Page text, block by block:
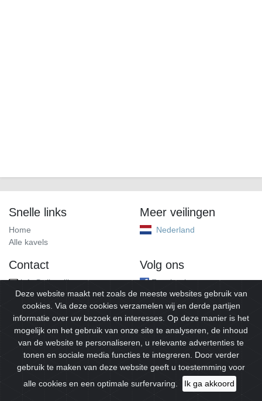
Snelle links
Home
Alle kavels
Meer veilingen
Nederland
Contact
info@alleveilingen.net
Volg ons
Facebook
© 2026Alleveilingen.Alle rechten voorbehouden.
Deze website maakt net zoals de meeste websites gebruik van
cookies. Via deze cookies verzamelen wij en derde partijen
informatie over uw bezoek en interesses. Op deze manier is het
mogelijk om het gebruik van onze site te analyseren, de inhoud
van de website te personaliseren, u relevante advertenties te
tonen en sociale media functies te integreren. Door verder
gebruik te maken van deze website geeft u toestemming voor
alle cookies en een optimale surfervaring.
Ik ga akkoord